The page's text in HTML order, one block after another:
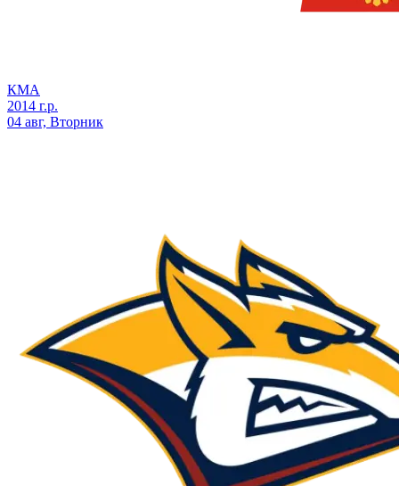
КМА
2014 г.р.
04 авг, Вторник